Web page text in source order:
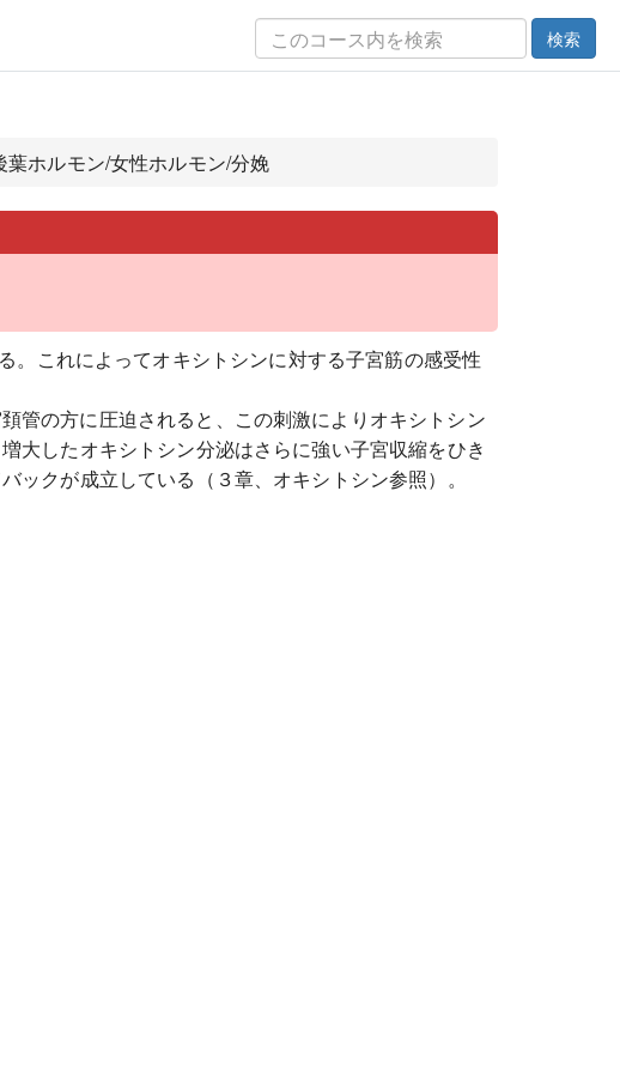
検索
ホルモン/女性ホルモン/分娩
。これによってオキシトシンに対する子宮筋の感受性
管の方に圧迫されると、この刺激によりオキシトシン
大したオキシトシン分泌はさらに強い子宮収縮をひき
ックが成立している（３章、オキシトシン参照）。